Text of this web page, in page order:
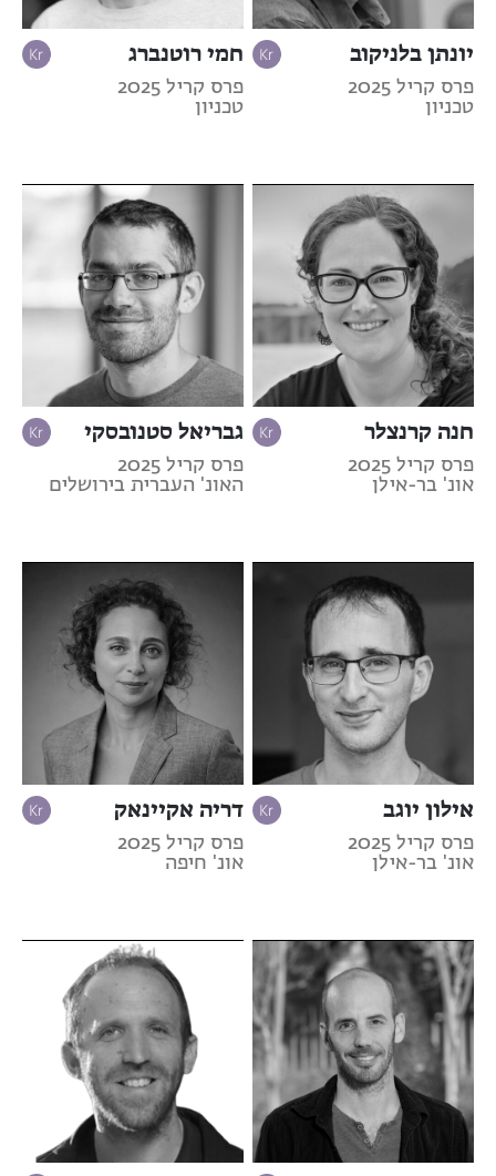
יונתן בלניקוב
פרס קריל 2025
טכניון
חמי רוטנברג
פרס קריל 2025
טכניון
חנה קרנצלר
פרס קריל 2025
אונ' בר-אילן
גבריאל סטנובסקי
פרס קריל 2025
האונ' העברית בירושלים
אילון יוגב
פרס קריל 2025
אונ' בר-אילן
דריה אקיינאק
פרס קריל 2025
אונ' חיפה